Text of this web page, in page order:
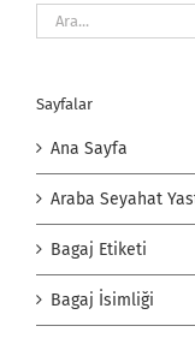
Ara:
Sayfalar
Ana Sayfa
Araba Seyahat
Bagaj Etiketi
Bagaj İsimliği